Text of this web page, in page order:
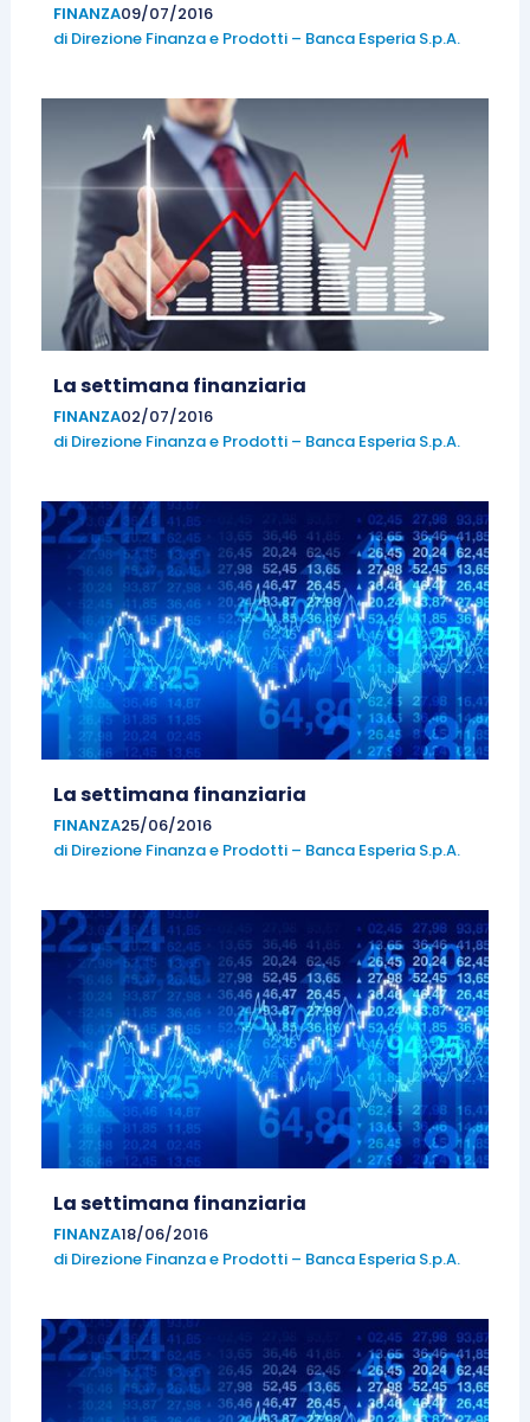
FINANZA09/07/2016
di Direzione Finanza e Prodotti – Banca Esperia S.p.A.
La settimana finanziaria
FINANZA02/07/2016
di Direzione Finanza e Prodotti – Banca Esperia S.p.A.
La settimana finanziaria
FINANZA25/06/2016
di Direzione Finanza e Prodotti – Banca Esperia S.p.A.
La settimana finanziaria
FINANZA18/06/2016
di Direzione Finanza e Prodotti – Banca Esperia S.p.A.